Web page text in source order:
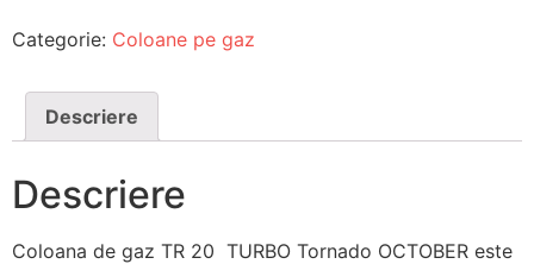
Categorie: Coloane pe gaz
Descriere
Descriere
Coloana de gaz TR 20 TURBO Tornado OCTOBER este